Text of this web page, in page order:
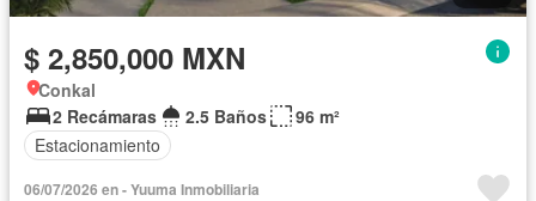
$ 2,850,000 MXN
Conkal
2 Recámaras
2.5 Baños
96 m²
Estacionamiento
06/07/2026 en - Yuuma Inmobiliaria